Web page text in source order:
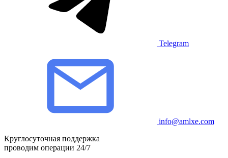
Telegram
info@amlxe.com
Круглосуточная поддержка
проводим операции 24/7